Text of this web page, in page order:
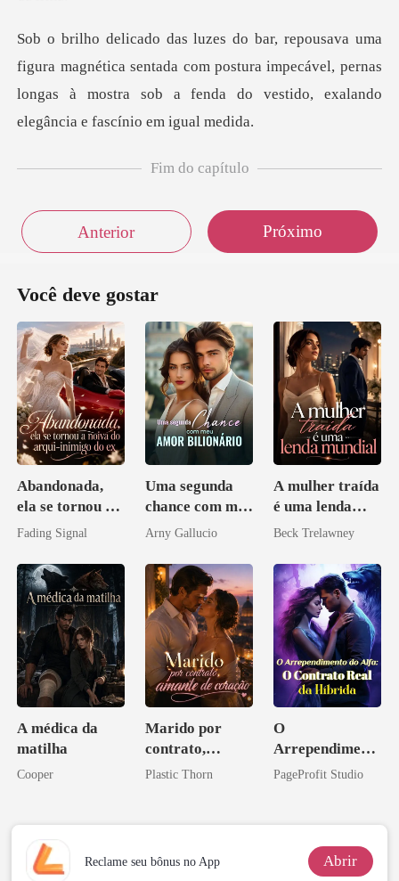
ética sentada com postura impecável, pernas
longas à mostra sob a
Fim do capítulo
Anterior Próximo
Você deve gostar
Abandonada,
ela se tornou a
noiva do arqui-
Fading Signal
Uma segunda
chance com meu
amor bilionário
Arny Gallucio
A mulher traída
é uma lenda
mundial
Beck Trelawney
A médica da
matilha
Cooper
Marido por
contrato,
amante de
Plastic Thorn
O
Arrependiment
o do Alfa: O
PageProfit Studio
Reclame seu bônus no App Abrir